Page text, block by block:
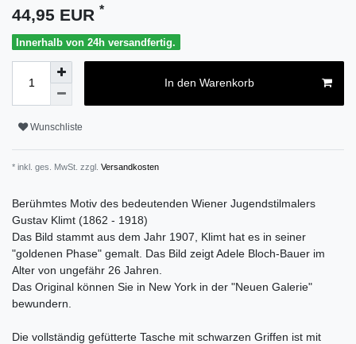
44,95 EUR *
Innerhalb von 24h versandfertig.
In den Warenkorb
Wunschliste
* inkl. ges. MwSt. zzgl. Versandkosten
Berühmtes Motiv des bedeutenden Wiener Jugendstilmalers
Gustav Klimt (1862 - 1918)
Das Bild stammt aus dem Jahr 1907, Klimt hat es in seiner
"goldenen Phase" gemalt. Das Bild zeigt Adele Bloch-Bauer im
Alter von ungefähr 26 Jahren.
Das Original können Sie in New York in der "Neuen Galerie"
bewundern.
Die vollständig gefütterte Tasche mit schwarzen Griffen ist mit